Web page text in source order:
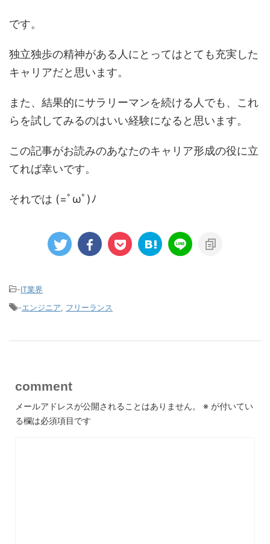
です。
独立独歩の精神がある人にとってはとても充実した
キャリアだと思います。
また、結果的にサラリーマンを続ける人でも、これ
らを試してみるのはいい経験になると思います。
この記事がお読みのあなたのキャリア形成の役に立
てれば幸いです。
それでは (=ﾟωﾟ)ﾉ
-IT業界
-エンジニア フリーランス
comment
メールアドレスが公開されることはありません。 ※ が付いてい
る欄は必須項目です